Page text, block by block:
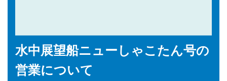
水中展望船ニューしゃこたん号の
営業について